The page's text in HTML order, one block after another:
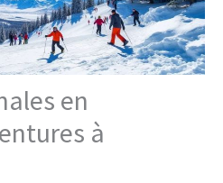
en
à